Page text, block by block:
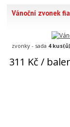
Vánoční zvonek
zvonky - sada 4 kus(ů)
311 Kč /